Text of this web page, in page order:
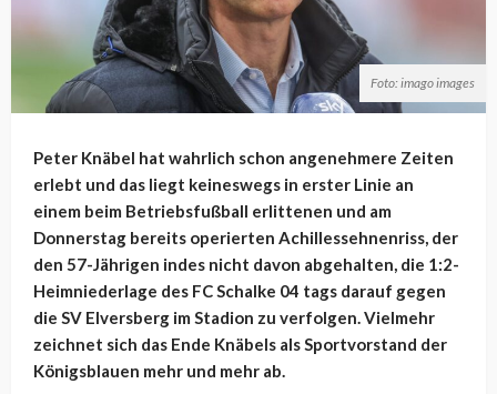
Foto: imago images
Peter Knäbel hat wahrlich schon angenehmere Zeiten
erlebt und das liegt keineswegs in erster Linie an
einem beim Betriebsfußball erlittenen und am
Donnerstag bereits operierten Achillessehnenriss, der
den 57-Jährigen indes nicht davon abgehalten, die 1:2-
Heimniederlage des FC Schalke 04 tags darauf gegen
die SV Elversberg im Stadion zu verfolgen. Vielmehr
zeichnet sich das Ende Knäbels als Sportvorstand der
Königsblauen mehr und mehr ab.